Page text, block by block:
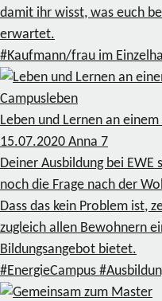
damit ihr wisst, was euch
erwartet.
#Kaufmann/frau im
Campusleben
Leben und Lernen an
15.07.2020 Anna 7
Deiner Ausbildung bei
noch die Frage nach der
Dass das kein Problem ist,
zugleich allen Bewohnern
Bildungsangebot bietet.
#EnergieCampus